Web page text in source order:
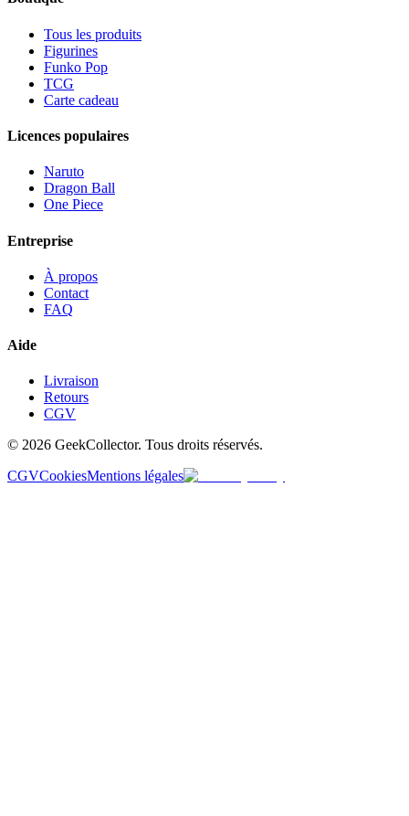
Tous les produits
Figurines
Funko Pop
TCG
Carte cadeau
Licences populaires
Naruto
Dragon Ball
One Piece
Entreprise
À propos
Contact
FAQ
Aide
Livraison
Retours
CGV
© 2026 GeekCollector. Tous droits réservés.
CGVCookiesMentions légales